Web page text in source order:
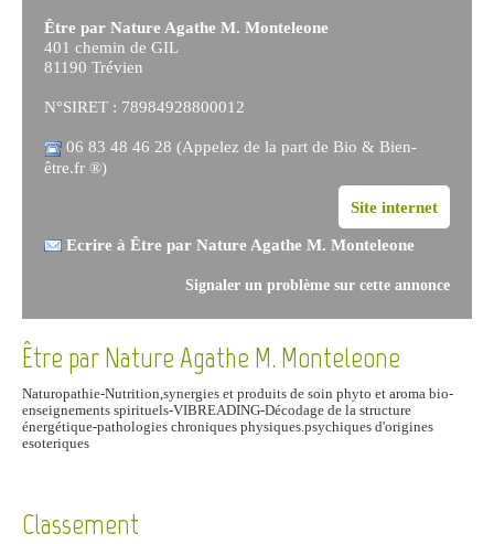
Être par Nature Agathe M. Monteleone
401 chemin de GIL
81190 Trévien
N°SIRET : 78984928800012
06 83 48 46 28 (Appelez de la part de Bio & Bien-
être.fr ®)
Site internet
Ecrire à Être par Nature Agathe M. Monteleone
Signaler un problème sur cette annonce
Être par Nature Agathe M. Monteleone
Naturopathie-Nutrition,synergies et produits de soin phyto et aroma bio-
enseignements spirituels-VIBREADING-Décodage de la structure
énergétique-pathologies chroniques physiques.psychiques d'origines
esoteriques
Classement